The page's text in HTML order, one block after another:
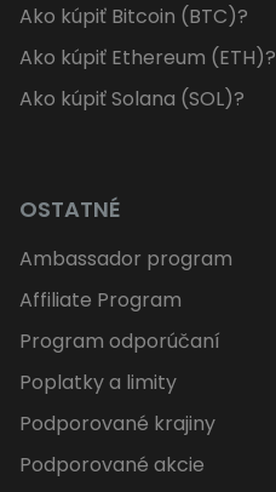
Ako kúpiť Bitcoin (BTC)?
Ako kúpiť Ethereum (ETH)?
Ako kúpiť Solana (SOL)?
OSTATNÉ
Ambassador program
Affiliate Program
Program odporúčaní
Poplatky a limity
Podporované krajiny
Podporované akcie